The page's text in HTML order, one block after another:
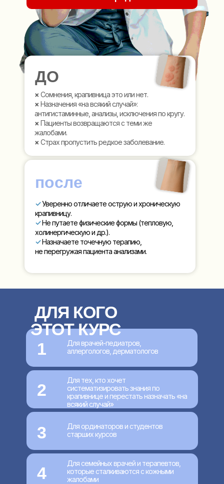
после
ДО
✓Уверенно отличаете острую и хроническую
крапивницу.
✓Не путаете физические формы (тепловую,
холинергическую и др.).
✓Назначаете точечную терапию,
не перегружая пациента анализами.
× Сомнения, крапивница это или нет.
× Назначения «на всякий случай»:
антигистаминные, анализы, исключения по кругу.
× Пациенты возвращаются с теми же
жалобами.
× Страх пропустить редкое заболевание.
Для семейных врачей и терапевтов,
которые сталкиваются с кожными
жалобами
Для тех, кто хочет
систематизировать знания по
крапивнице и перестать назначать «на
всякий случай»
Для ординаторов и студентов
старших курсов
Для врачей-педиатров,
аллергологов, дерматологов
ДЛЯ КОГО
ЭТОТ КУРС
4
3
2
1